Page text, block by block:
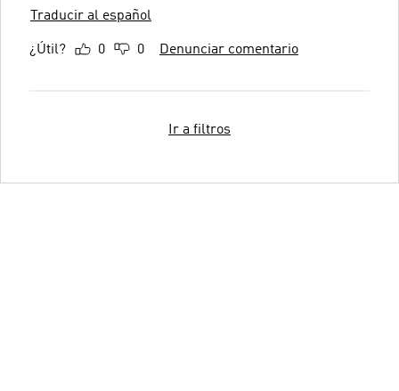
Traducir al español
¿Útil? 0 0 Denunciar comentario
Ir a filtros